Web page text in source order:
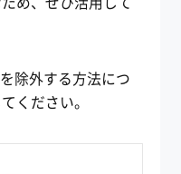
除外する方法につ
ください。